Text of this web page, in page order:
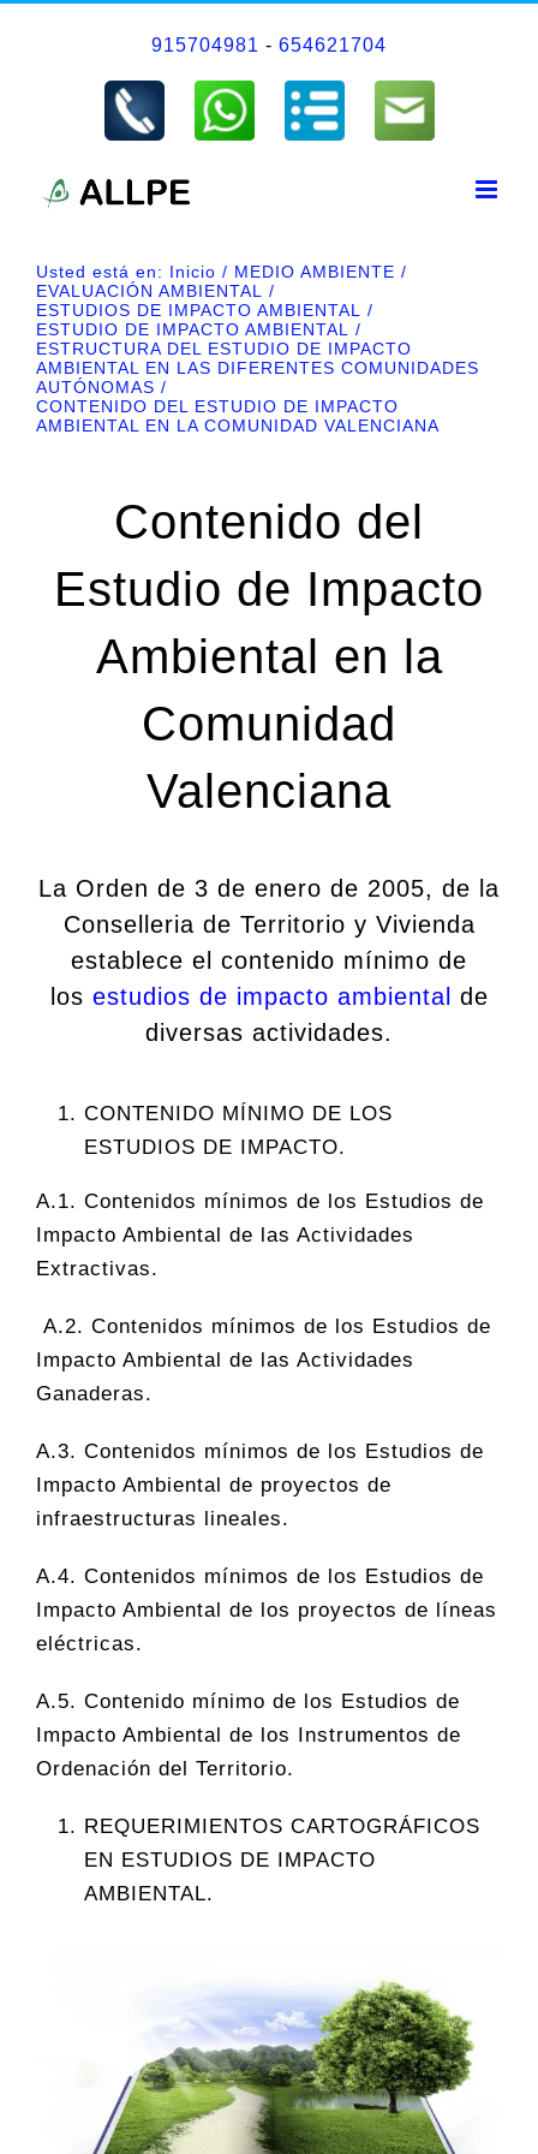
915704981 - 654621704
Usted está en: Inicio
MEDIO AMBIENTE
EVALUACIÓN AMBIENTAL
ESTUDIOS DE IMPACTO AMBIENTAL
ESTUDIO DE IMPACTO AMBIENTAL
ESTRUCTURA DEL ESTUDIO DE IMPACTO
AMBIENTAL EN LAS DIFERENTES COMUNIDADES
AUTÓNOMAS
CONTENIDO DEL ESTUDIO DE IMPACTO
AMBIENTAL EN LA COMUNIDAD VALENCIANA
Contenido del
Estudio de Impacto
Ambiental en la
Comunidad
Valenciana
La Orden de 3 de enero de 2005, de la
Conselleria de Territorio y Vivienda
establece el contenido mínimo de
los estudios de impacto ambiental de
diversas actividades.
CONTENIDO MÍNIMO DE LOS
ESTUDIOS DE IMPACTO.
A.1. Contenidos mínimos de los Estudios de
Impacto Ambiental de las Actividades
Extractivas.
A.2. Contenidos mínimos de los Estudios de
Impacto Ambiental de las Actividades
Ganaderas.
A.3. Contenidos mínimos de los Estudios de
Impacto Ambiental de proyectos de
infraestructuras lineales.
A.4. Contenidos mínimos de los Estudios de
Impacto Ambiental de los proyectos de líneas
eléctricas.
A.5. Contenido mínimo de los Estudios de
Impacto Ambiental de los Instrumentos de
Ordenación del Territorio.
REQUERIMIENTOS CARTOGRÁFICOS
EN ESTUDIOS DE IMPACTO
AMBIENTAL.